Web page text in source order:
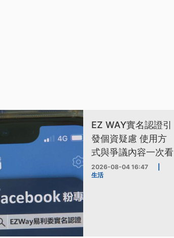
EZ WAY實名認證引
發個資疑慮 使用方
式與爭議內容一次看
2026-08-04 16:47
生活